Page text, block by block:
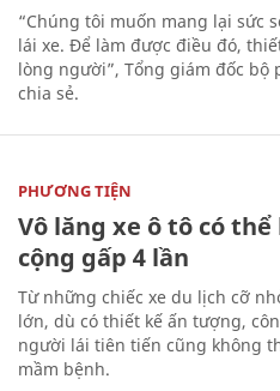
“Chúng tôi muốn mang lại sức
lái xe. Để làm được điều đó,
lòng người”, Tổng giám đốc bộ
chia sẻ.
PHƯƠNG TIỆN
Vô lăng xe ô tô có
cộng gấp 4 lần
Từ những chiếc xe du lịch cỡ
lớn, dù có thiết kế ấn tượng,
người lái tiên tiến cũng không
mầm bệnh.